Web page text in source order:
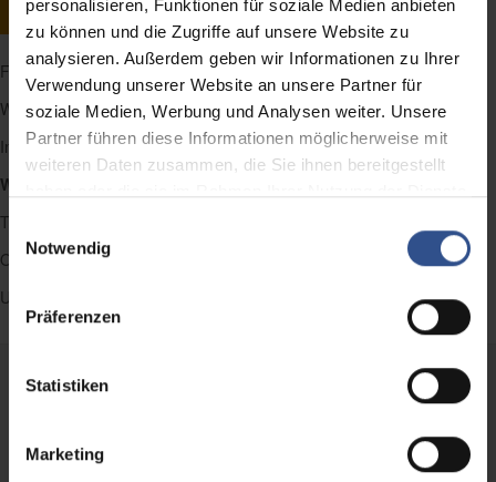
personalisieren, Funktionen für soziale Medien anbieten
zu können und die Zugriffe auf unsere Website zu
analysieren. Außerdem geben wir Informationen zu Ihrer
Verwendung unserer Website an unsere Partner für
soziale Medien, Werbung und Analysen weiter. Unsere
Partner führen diese Informationen möglicherweise mit
weiteren Daten zusammen, die Sie ihnen bereitgestellt
Notwendig
Präferenzen
Statistiken
Marketing
Feedbacktest
Wettbewerbsbeobachtung
Internationale Studien
Workshops mit Testkäufern / Verkäufern
Trainings / Rollenspieler
Online-Reporting
Unsere Qualitäts-Indizes